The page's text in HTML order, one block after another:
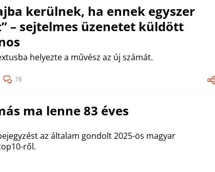
kerülnek, ha ennek egyszer
– sejtelmes üzenetet küldött
helyezte a művész az új számát.
78
ma lenne 83 éves
az általam gondolt 2025-ös magyar
ről.